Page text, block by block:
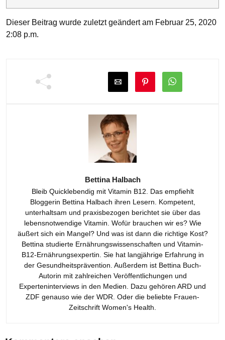
Dieser Beitrag wurde zuletzt geändert am Februar 25, 2020
2:08 p.m.
Bettina Halbach
Bleib Quicklebendig mit Vitamin B12. Das empfiehlt
Bloggerin Bettina Halbach ihren Lesern. Kompetent,
unterhaltsam und praxisbezogen berichtet sie über das
lebensnotwendige Vitamin. Wofür brauchen wir es? Wie
äußert sich ein Mangel? Und was ist dann die richtige Kost?
Bettina studierte Ernährungswissenschaften und Vitamin-
B12-Ernährungsexpertin. Sie hat langjährige Erfahrung in
der Gesundheitsprävention. Außerdem ist Bettina Buch-
Autorin mit zahlreichen Veröffentlichungen und
Experteninterviews in den Medien. Dazu gehören ARD und
ZDF genauso wie der WDR. Oder die beliebte Frauen-
Zeitschrift Women's Health.